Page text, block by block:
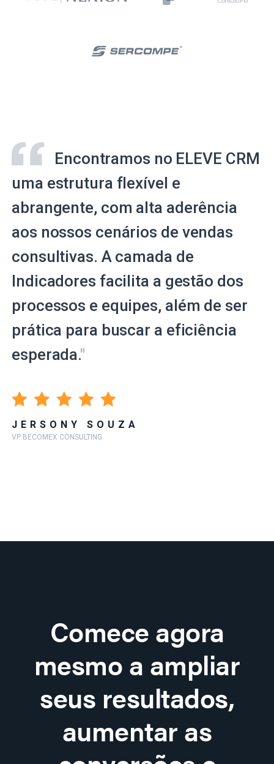
Encontramos no ELEVE CRM
uma estrutura flexível e
abrangente, com alta aderência
aos nossos cenários de vendas
consultivas. A camada de
Indicadores facilita a gestão dos
processos e equipes, além de ser
prática para buscar a eficiência
esperada."
JERSONY SOUZA
VP BECOMEX CONSULTING
Comece agora
mesmo a ampliar
seus resultados,
aumentar as